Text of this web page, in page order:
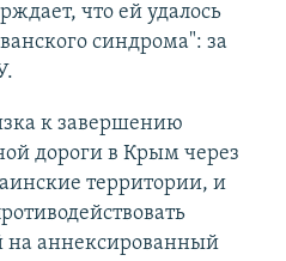
что ей удалось
синдрома": за
к завершению
дороги в Крым через
территории, и
на аннексированный